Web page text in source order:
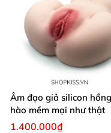
Âm đạo giả silicon hồng
hào mềm mại như thật
1.400.000₫